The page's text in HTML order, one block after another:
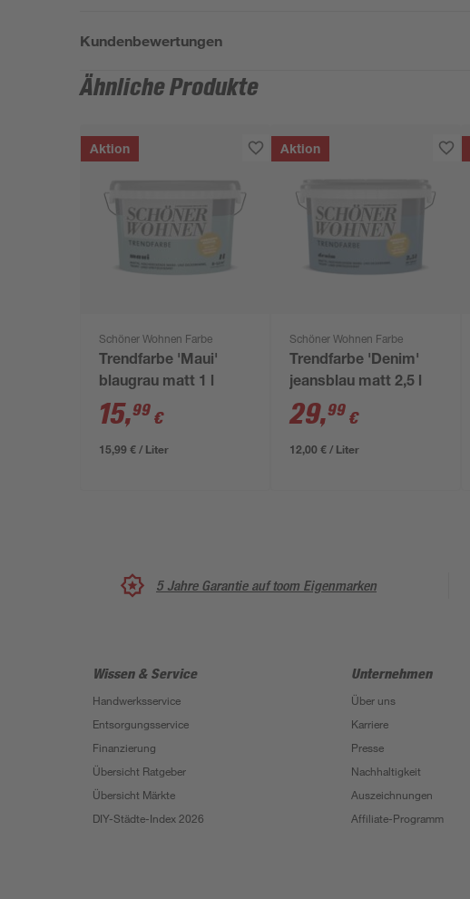
Kundenbewertungen
Ähnliche Produkte
Aktion
Schöner Wohnen Farbe
Trendfarbe 'Maui'
blaugrau matt 1 l
15,99 €
15,99 € / Liter
Aktion
Schöner Wohnen Farbe
Trendfarbe 'Denim'
jeansblau matt 2,5 l
29,99 €
12,00 € / Liter
5 Jahre Garantie auf toom Eigenmarken
Wissen & Service
Handwerksservice
Entsorgungsservice
Finanzierung
Übersicht Ratgeber
Übersicht Märkte
DIY-Städte-Index 2026
Unternehmen
Über uns
Karriere
Presse
Nachhaltigkeit
Auszeichnungen
Affiliate-Programm